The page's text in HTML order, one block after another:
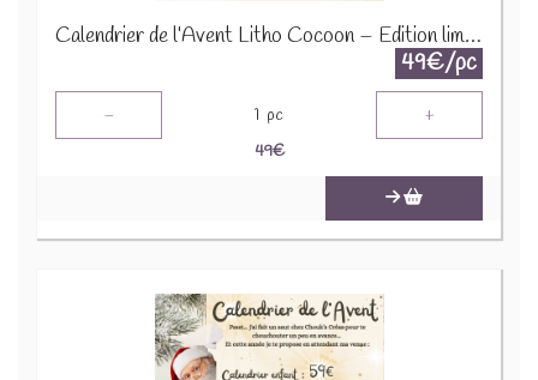
Calendrier de l’Avent Litho Cocoon – Édition limitée 2025
49€/pc
- 1 pc +
49€